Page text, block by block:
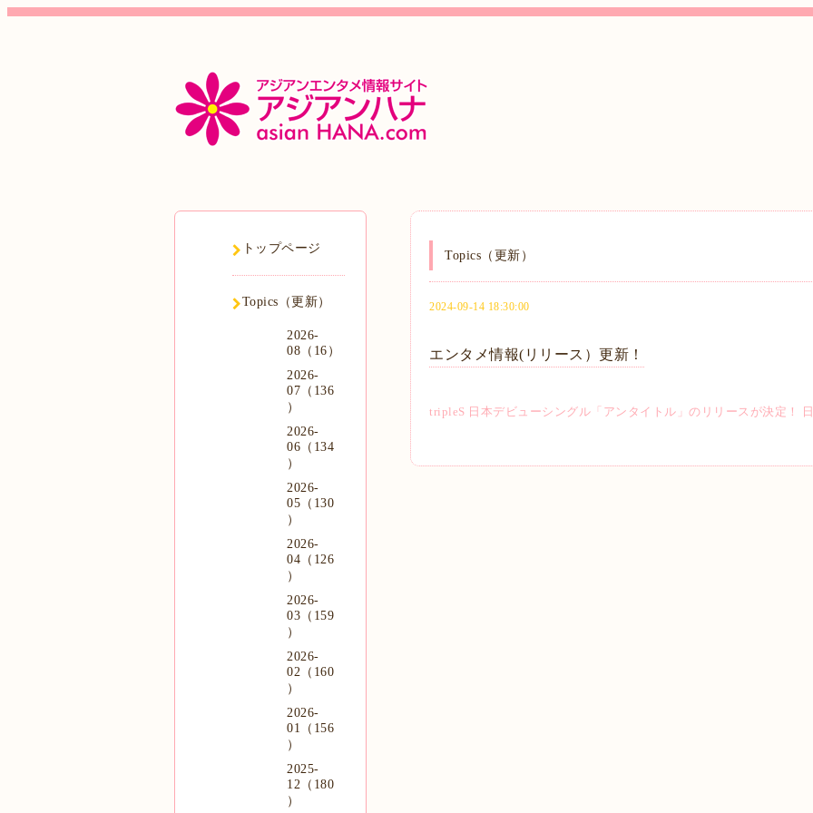
Topics（更新）
2024-09-14 18:30:00
エンタメ情報(リリース）更新！
tripleS 日本デビューシングル「アンタイトル」のリリースが決定！
トップページ
Topics（更新）
2026-
08（16）
2026-
07（136
）
2026-
06（134
）
2026-
05（130
）
2026-
04（126
）
2026-
03（159
）
2026-
02（160
）
2026-
01（156
）
2025-
12（180
）